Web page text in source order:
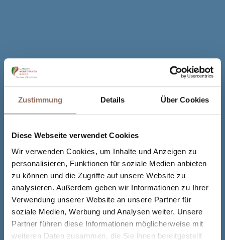
Zustimmung Details Über Cookies
Diese Webseite verwendet Cookies
Wir verwenden Cookies, um Inhalte und Anzeigen zu
personalisieren, Funktionen für soziale Medien anbieten
zu können und die Zugriffe auf unsere Website zu
analysieren. Außerdem geben wir Informationen zu Ihrer
Verwendung unserer Website an unsere Partner für
soziale Medien, Werbung und Analysen weiter. Unsere
Partner führen diese Informationen möglicherweise mit
weiteren Daten zusammen, die Sie ihnen bereitgestellt